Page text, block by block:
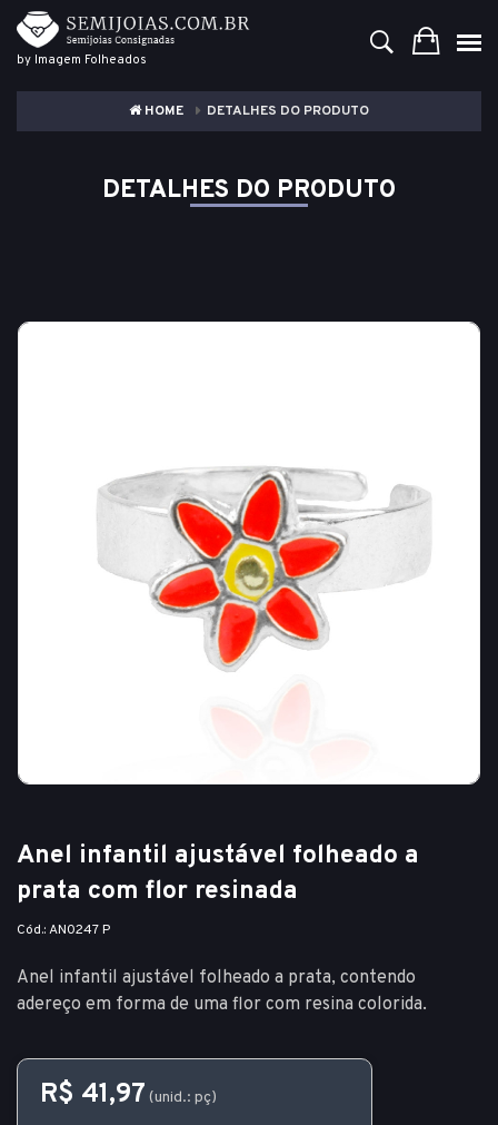
by Imagem Folheados
HOME DETALHES DO PRODUTO
DETALHES DO PRODUTO
Anel infantil ajustável folheado a
prata com flor resinada
Cód.: AN0247 P
Anel infantil ajustável folheado a prata, contendo
adereço em forma de uma flor com resina colorida.
R$ 41,97 (unid.: pç)